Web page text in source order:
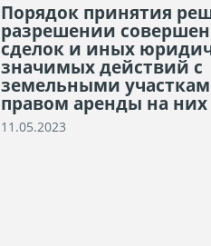
Порядок принятия
разрешении
сделок и иных
значимых действий с
земельными
правом аренды на них
11.05.2023